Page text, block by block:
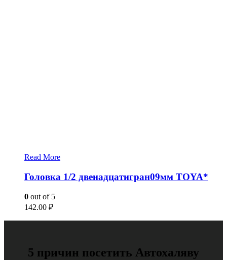
Read More
Головка 1/2 двенадцатигран09мм TOYA*
0 out of 5
142.00 ₽
5 причин посетить Автохаляву